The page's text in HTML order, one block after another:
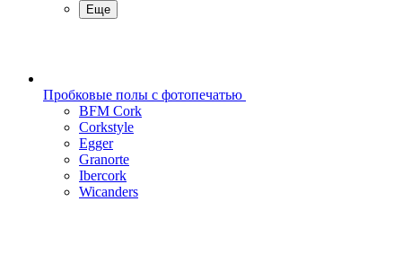
Еще
Пробковые полы с фотопечатью
BFM Cork
Corkstyle
Egger
Granorte
Ibercork
Wicanders